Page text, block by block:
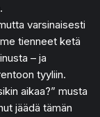
varsinaisesti
tienneet ketä
– ja
tyyliin.
aikaa?” musta
jäädä tämän